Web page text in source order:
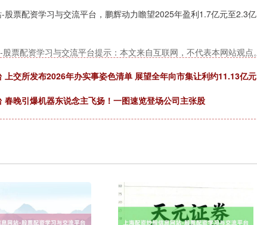
票配资学习与交流平台，鹏辉动力瞻望2025年盈利1.7亿元至2.3亿
票配资学习与交流平台提示：本文来自互联网，不代表本网站观点。
交所发布2026年办实事姿色清单 展望全年向市集让利约11.13亿元
晚引爆机器东说念主飞扬！一图速览登场公司主张股